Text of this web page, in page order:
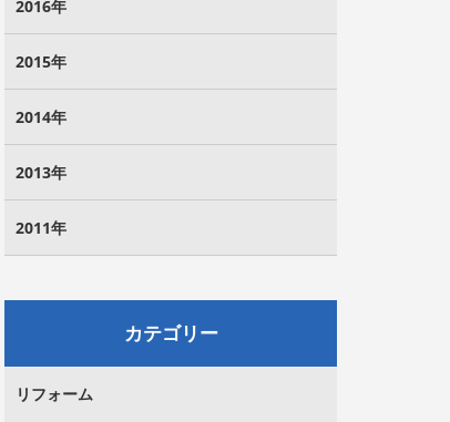
2016年
2015年
2014年
2013年
2011年
カテゴリー
リフォーム